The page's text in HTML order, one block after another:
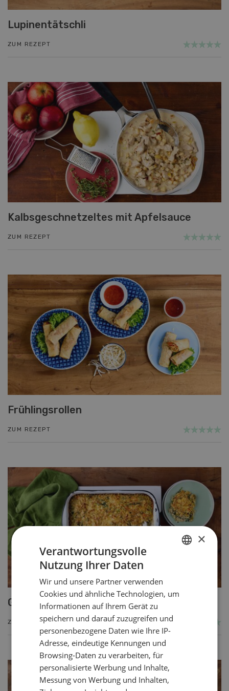
Lupinentätschli
ZUM REZEPT
Kalbsgeschnetzeltes mit Apfelsauce
ZUM REZEPT
Frühlingsrollen
ZUM REZEPT
Getreide-Gemüseauflauf
ZUM REZEPT
×
Verantwortungsvolle
Nutzung Ihrer Daten
Wir und unsere Partner verwenden
Cookies und ähnliche Technologien, um
Informationen auf Ihrem Gerät zu
speichern und darauf zuzugreifen und
personenbezogene Daten wie Ihre IP-
Adresse, eindeutige Kennungen und
Browsing-Daten zu verarbeiten, für
personalisierte Werbung und Inhalte,
Messung von Werbung und Inhalten,